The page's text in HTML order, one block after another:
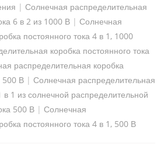
| Солнечная распределительная
6 в 2 из 1000 В | Солнечная
постоянного тока 4 в 1, 1000
коробка постоянного тока
распределительная коробка
500 В | Солнечная распределительная
в 1 из солнечной распределительной
500 В | Солнечная
постоянного тока 4 в 1, 500 В